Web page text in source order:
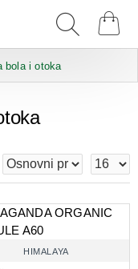
bola i otoka
HIMALAYA